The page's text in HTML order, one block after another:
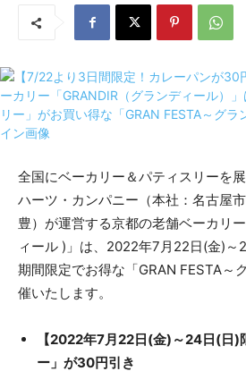
全国にベーカリー＆パティスリーを
ハーツ・カンパニー（本社：名古屋
豊）が運営する京都の老舗ベーカリ
ィール )」は、2022年7月22日(金)
期間限定でお得な「GRAN FESTA～
催いたします。
【2022年7月22日(金)～24日(日)
ー」が30円引き